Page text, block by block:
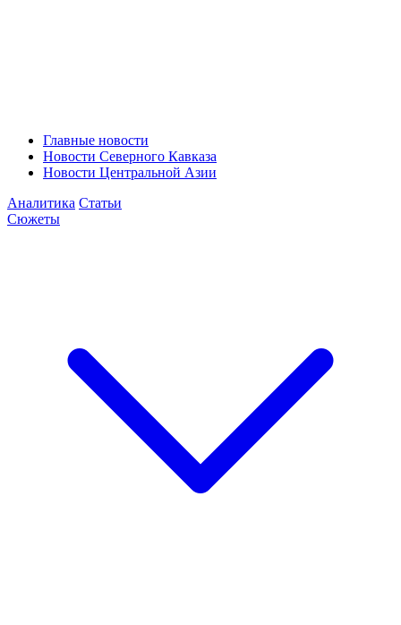
Главные новости
Новости Северного Кавказа
Новости Центральной Азии
Аналитика Статьи
Сюжеты